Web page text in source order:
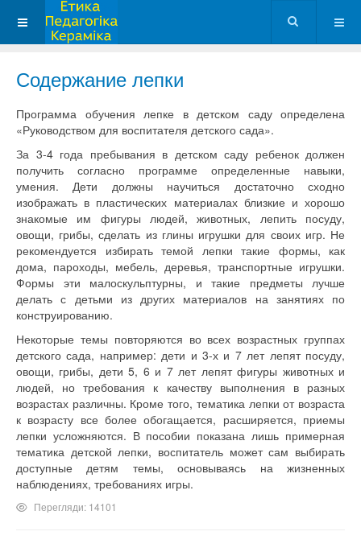
Содержание лепки
Программа обучения лепке в детском саду определена
«Руководством для воспитателя детского сада».
За 3-4 года пребывания в детском саду ребенок должен
получить согласно программе определенные навыки,
умения. Дети должны научиться достаточно сходно
изображать в пластических материалах близкие и хорошо
знакомые им фигуры людей, животных, лепить посуду,
овощи, грибы, сделать из глины игрушки для своих игр. Не
рекомендуется избирать темой лепки такие формы, как
дома, пароходы, мебель, деревья, транспортные игрушки.
Формы эти малоскульптурны, и такие предметы лучше
делать с детьми из других материалов на занятиях по
конструированию.
Некоторые темы повторяются во всех возрастных группах
детского сада, например: дети и 3-х и 7 лет лепят посуду,
овощи, грибы, дети 5, 6 и 7 лет лепят фигуры животных и
людей, но требования к качеству выполнения в разных
возрастах различны. Кроме того, тематика лепки от возраста
к возрасту все более обогащается, расширяется, приемы
лепки усложняются. В пособии показана лишь примерная
тематика детской лепки, воспитатель может сам выбирать
доступные детям темы, основываясь на жизненных
наблюдениях, требованиях игры.
Перегляди: 14101